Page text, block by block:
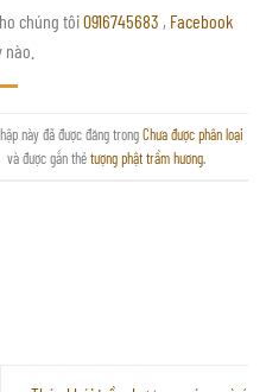
chúng tôi0916745683 , Facebook
này đã được đăng trongChưa được phân loại
và được gắn thẻtượng phật trầm hương.